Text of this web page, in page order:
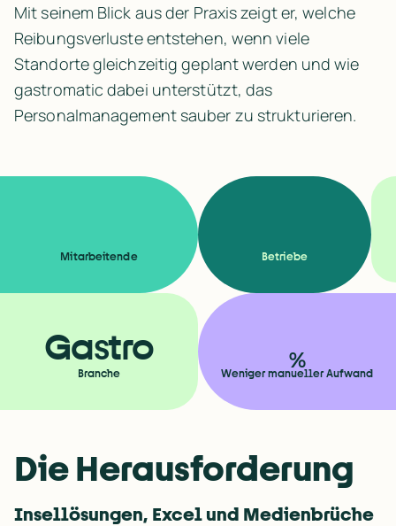
Mit seinem Blick aus der Praxis zeigt er, welche
Reibungsverluste entstehen, wenn viele
Standorte gleichzeitig geplant werden und wie
gastromatic dabei unterstützt, das
Personalmanagement sauber zu strukturieren.
Mitarbeitende Betriebe
Gastro
Branche
%
Weniger manueller Aufwand
Die Herausforderung
Insellösungen, Excel und Medienbrüche